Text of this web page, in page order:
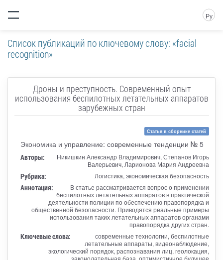
Ру
Список публикаций по ключевому слову: «facial
recognition»
Дроны и преступность. Современный опыт
использования беспилотных летательных аппаратов
зарубежных стран
Статья в сборнике статей
Экономика и управление: современные тенденции № 5
Авторы:
Никишкин Александр Владимирович, Степанов Игорь
Валерьевич, Ларионова Мария Андреевна
Рубрика: Логистика, экономическая безопасность
Аннотация:
В статье рассматривается вопрос о применении
беспилотных летательных аппаратов в практической
деятельности полиции по обеспечению правопорядка и
общественной безопасности. Приводятся реальные примеры
использования таких летательных аппаратов органами
правопорядка других стран.
Ключевые слова:
современные технологии, беспилотные
летательные аппараты, видеонаблюдение,
экологический порядок, распознавания лиц, геолокация,
законодательная база, оптимистичное будущее